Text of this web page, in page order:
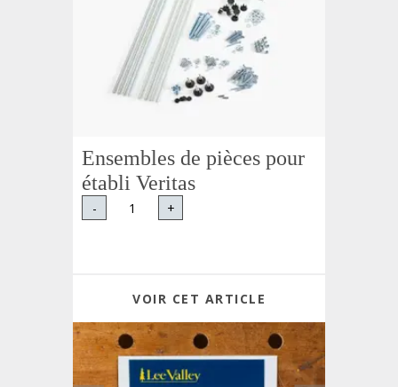
Ensembles de pièces pour
établi Veritas
- +
VOIR CET ARTICLE